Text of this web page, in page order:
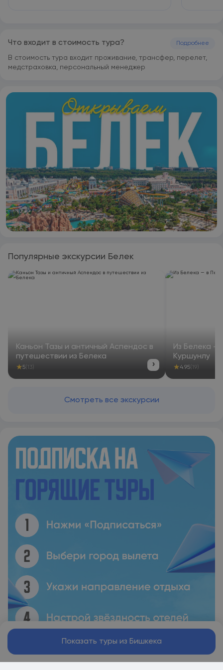
Что входит в стоимость тура? Подробнее
В стоимость тура входит проживание, трансфер, перелет,
медстраховка, персональный менеджер
Популярные экскурсии Белек
Каньон Тазы и античный Аспендос в
путешествии из Белека
★5 (13) ›
Из Белека —
Куршунлу
★4.95 (19)
Смотреть все экскурсии
Показать туры из Бишкека